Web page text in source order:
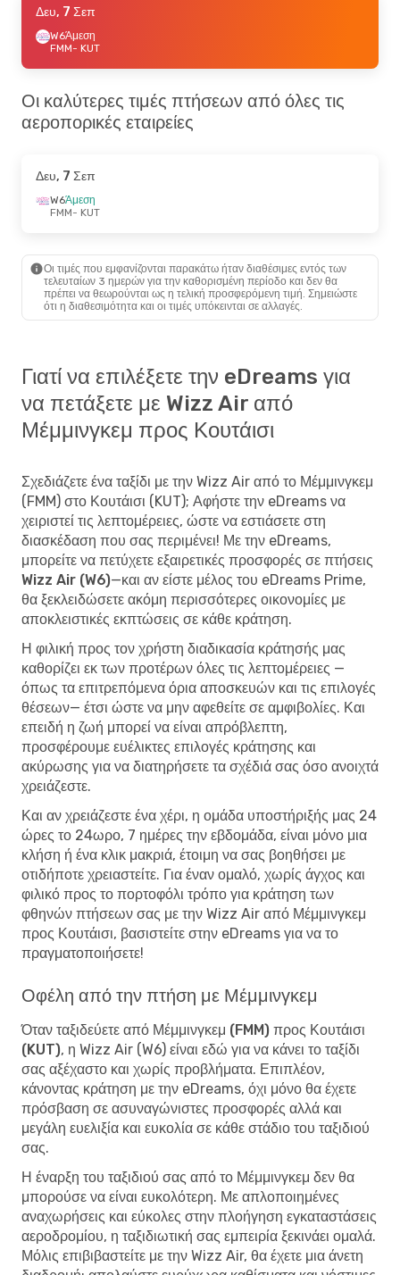
Δευ, 7 Σεπ
W6Άμεση
FMM- KUT
Οι καλύτερες τιμές πτήσεων από όλες τις
αεροπορικές εταιρείες
Δευ, 7 Σεπ
W6Άμεση
FMM- KUT
Οι τιμές που εμφανίζονται παρακάτω ήταν διαθέσιμες εντός των
τελευταίων 3 ημερών για την καθορισμένη περίοδο και δεν θα
πρέπει να θεωρούνται ως η τελική προσφερόμενη τιμή. Σημειώστε
ότι η διαθεσιμότητα και οι τιμές υπόκεινται σε αλλαγές.
Γιατί να επιλέξετε την eDreams για
να πετάξετε με Wizz Air από
Μέμμινγκεμ προς Κουτάισι
Σχεδιάζετε ένα ταξίδι με την Wizz Air από το Μέμμινγκεμ
(FMM) στο Κουτάισι (KUT); Αφήστε την eDreams να
χειριστεί τις λεπτομέρειες, ώστε να εστιάσετε στη
διασκέδαση που σας περιμένει! Με την eDreams,
μπορείτε να πετύχετε εξαιρετικές προσφορές σε πτήσεις
Wizz Air (W6)—και αν είστε μέλος του eDreams Prime,
θα ξεκλειδώσετε ακόμη περισσότερες οικονομίες με
αποκλειστικές εκπτώσεις σε κάθε κράτηση.
Η φιλική προς τον χρήστη διαδικασία κράτησής μας
καθορίζει εκ των προτέρων όλες τις λεπτομέρειες —
όπως τα επιτρεπόμενα όρια αποσκευών και τις επιλογές
θέσεων— έτσι ώστε να μην αφεθείτε σε αμφιβολίες. Και
επειδή η ζωή μπορεί να είναι απρόβλεπτη,
προσφέρουμε ευέλικτες επιλογές κράτησης και
ακύρωσης για να διατηρήσετε τα σχέδιά σας όσο ανοιχτά
χρειάζεστε.
Και αν χρειάζεστε ένα χέρι, η ομάδα υποστήριξής μας 24
ώρες το 24ωρο, 7 ημέρες την εβδομάδα, είναι μόνο μια
κλήση ή ένα κλικ μακριά, έτοιμη να σας βοηθήσει με
οτιδήποτε χρειαστείτε. Για έναν ομαλό, χωρίς άγχος και
φιλικό προς το πορτοφόλι τρόπο για κράτηση των
φθηνών πτήσεων σας με την Wizz Air από Μέμμινγκεμ
προς Κουτάισι, βασιστείτε στην eDreams για να το
πραγματοποιήσετε!
Οφέλη από την πτήση με Μέμμινγκεμ
Όταν ταξιδεύετε από Μέμμινγκεμ (FMM) προς Κουτάισι
(KUT), η Wizz Air (W6) είναι εδώ για να κάνει το ταξίδι
σας αξέχαστο και χωρίς προβλήματα. Επιπλέον,
κάνοντας κράτηση με την eDreams, όχι μόνο θα έχετε
πρόσβαση σε ασυναγώνιστες προσφορές αλλά και
μεγάλη ευελιξία και ευκολία σε κάθε στάδιο του ταξιδιού
σας.
Η έναρξη του ταξιδιού σας από το Μέμμινγκεμ δεν θα
μπορούσε να είναι ευκολότερη. Με απλοποιημένες
αναχωρήσεις και εύκολες στην πλοήγηση εγκαταστάσεις
αεροδρομίου, η ταξιδιωτική σας εμπειρία ξεκινάει ομαλά.
Μόλις επιβιβαστείτε με την Wizz Air, θα έχετε μια άνετη